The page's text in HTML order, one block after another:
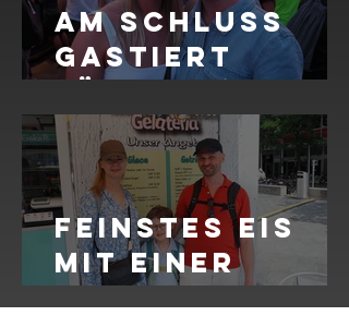
Am Schluss
gastiert
täglich mit
TopActs bei
Sommerabends
timmung auf
dem
Mühleplatz
Feinstes Eis
mit einer
grossen